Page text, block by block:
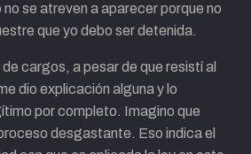
no se atreven a aparecer porque no
que yo debo ser detenida.
cargos, a pesar de que resistí al
dio explicación alguna y lo
por completo. Imagino que
desgastante. Eso indica el